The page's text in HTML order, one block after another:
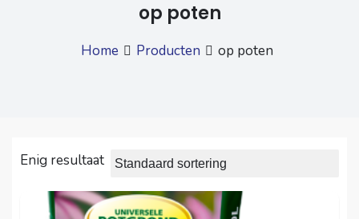
op poten
Home Producten op poten
Enig resultaat